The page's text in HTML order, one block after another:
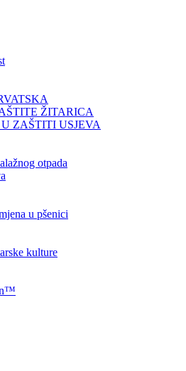
ŽITARICA
ZAŠTITI USJEVA
otpada
u pšenici
kulture